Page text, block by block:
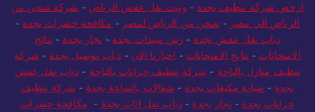
ارخص شركة تنظيف بجدة - ونيت نقل عفش الرياض - شركة شحن من
الرياض الي مصر - شحن من الرياض لمصر - مكافحة حشرات بجدة -
دباب نقل عفش بجدة - رش مبيدات بجدة - نجار بجدة - نتائج
الامتحانات - نتايج الامتحانات - اخبارنا الان - دباب توصيل بجدة - شركة
تنظيف منازل بالباحة - شركة تنظيف خزانات بالباحة - دباب نقل عفش
بجدة - صيانة مكيفات بجدة - شغالات بالساعة بجدة - شركة تنظيف
خزانات بجدة - نجار بجدة - دباب نقل اثاث بجدة - مكافحة حشرات